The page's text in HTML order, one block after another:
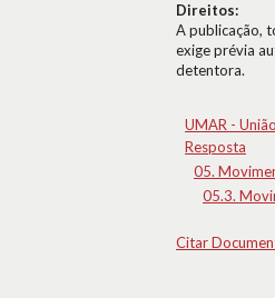
Direitos:
A publicação,
exige prévia
detentora.
UMAR -
Resposta
05.
05.3.
Citar